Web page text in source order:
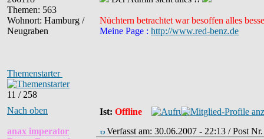
Themen: 563
Wohnort: Hamburg /
Neugraben
Themenstarter
11 / 258
Nüchtern betrachtet war besoffen alles
Meine Page : http://www.red-benz.de
Nach oben Ist: Offline
anax imperator
Verfasst am: 30.06.2007 - 22:13 / Post